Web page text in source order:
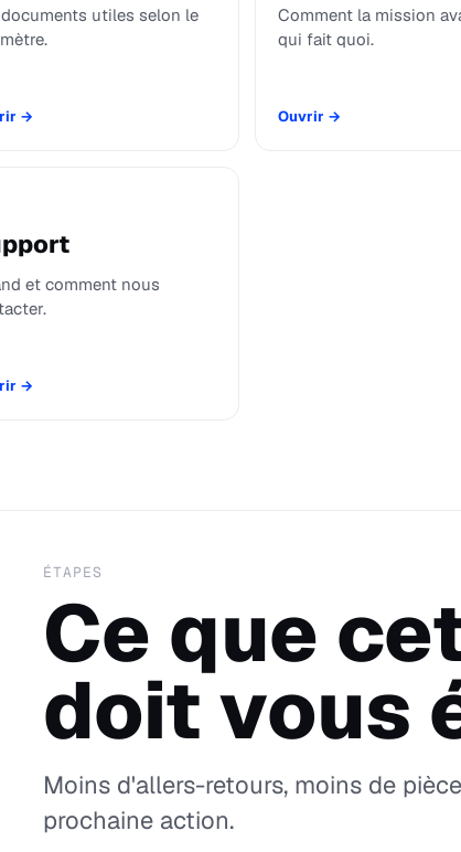
utiles selon le
→
Comment la mission
qui fait quoi.
Ouvrir →
et comment nous
→
ÉTAPES
Ce que
doit vous
Moins d'allers-retours, moins de
prochaine action.